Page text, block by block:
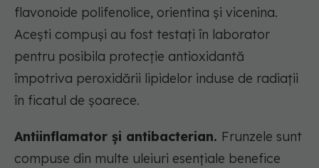
flavonoide polifenolice, orientina și vicenina.
Acești compuși au fost testați în laborator
pentru posibila protecție antioxidantă
împotriva peroxidării lipidelor induse de radiații
în ficatul de șoarece.
Antiinflamator și antibacterian. Frunzele sunt
compuse din multe uleiuri esențiale benefice